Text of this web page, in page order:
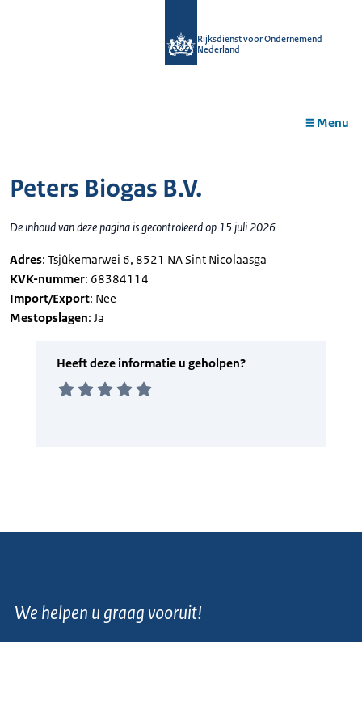
Rijksdienst voor Ondernemend
Nederland
Menu
Peters Biogas B.V.
De inhoud van deze pagina is gecontroleerd op 15 juli 2026
Adres: Tsjûkemarwei 6, 8521 NA Sint Nicolaasga
KVK-nummer: 68384114
Import/Export: Nee
Mestopslagen: Ja
We helpen u graag vooruit!